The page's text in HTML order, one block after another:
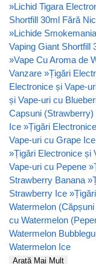
»Lichid Tigara
Shortfill 30ml Fără
»Lichide
Vaping Giant Shortfill
»Vape Cu Aroma de
Vanzare »Țigări
Electronice și Vape-
și Vape-uri cu
Capsuni (Strawberry)
Ice »Țigări
Vape-uri cu Grape Ice
»Țigări Electronice și
Vape-uri cu Pepene »
Strawberry Banana »
Strawberry Ice »
Watermelon
cu Watermelon
Watermelon
Watermelon Ice
Arată Mai Mult